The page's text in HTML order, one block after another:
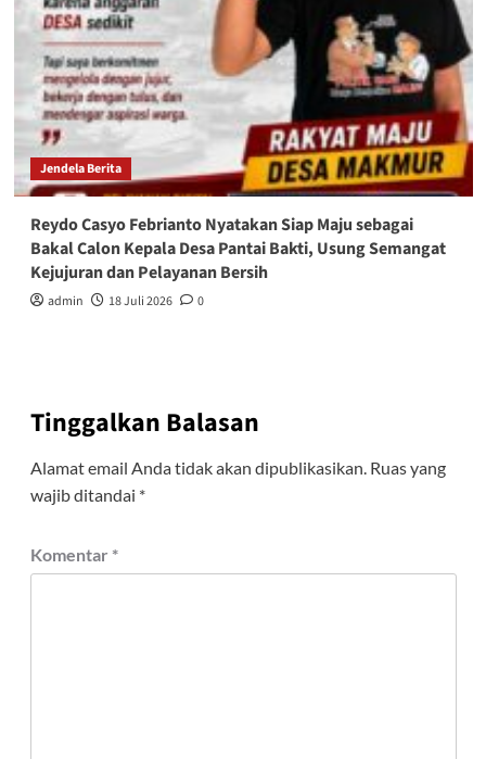
Jendela Berita
Reydo Casyo Febrianto Nyatakan Siap Maju sebagai
Bakal Calon Kepala Desa Pantai Bakti, Usung Semangat
Kejujuran dan Pelayanan Bersih
admin 18 Juli 2026 0
Tinggalkan Balasan
Alamat email Anda tidak akan dipublikasikan. Ruas yang
wajib ditandai *
Komentar *